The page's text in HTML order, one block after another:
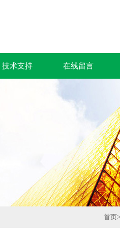
技术支持 在线留言
首页>